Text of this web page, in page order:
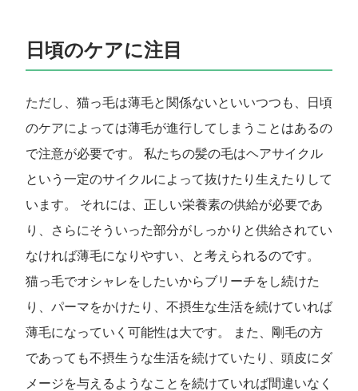
日頃のケアに注目
ただし、猫っ毛は薄毛と関係ないといいつつも、日頃
のケアによっては薄毛が進行してしまうことはあるの
で注意が必要です。 私たちの髪の毛はヘアサイクル
という一定のサイクルによって抜けたり生えたりして
います。 それには、正しい栄養素の供給が必要であ
り、さらにそういった部分がしっかりと供給されてい
なければ薄毛になりやすい、と考えられるのです。
猫っ毛でオシャレをしたいからブリーチをし続けた
り、パーマをかけたり、不摂生な生活を続けていれば
薄毛になっていく可能性は大です。 また、剛毛の方
であっても不摂生うな生活を続けていたり、頭皮にダ
メージを与えるようなことを続けていれば間違いなく